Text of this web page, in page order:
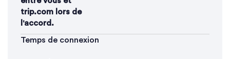
trip.com lors de
l'accord.
Temps de connexion